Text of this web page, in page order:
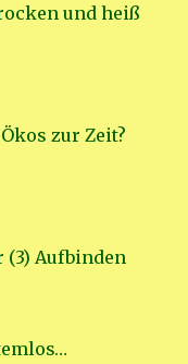
und heiß
zur Zeit?
(3) Aufbinden